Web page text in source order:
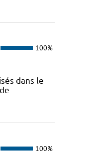
100%
dans le
100%